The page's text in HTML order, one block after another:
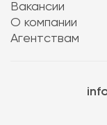
Вакансии
О компании
Агентствам